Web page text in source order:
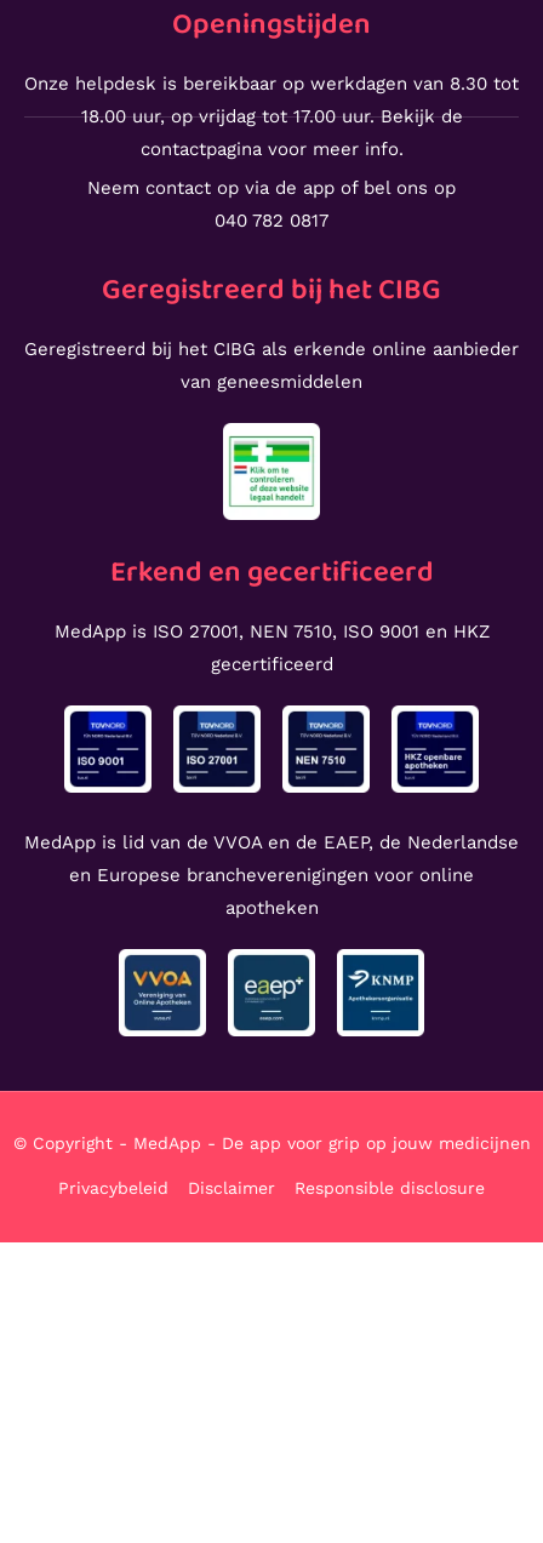
Openingstijden
Onze helpdesk is bereikbaar op werkdagen van 8.30 tot
18.00 uur, op vrijdag tot 17.00 uur. Bekijk de
contactpagina voor meer info.
Neem contact op via de app of bel ons op
040 782 0817
Geregistreerd bij het CIBG
Geregistreerd bij het CIBG als erkende online aanbieder
van geneesmiddelen
Erkend en gecertificeerd
MedApp is ISO 27001, NEN 7510, ISO 9001 en HKZ
gecertificeerd
MedApp is lid van de VVOA en de EAEP, de Nederlandse
en Europese brancheverenigingen voor online
apotheken
© Copyright - MedApp - De app voor grip op jouw medicijnen
Privacybeleid Disclaimer Responsible disclosure